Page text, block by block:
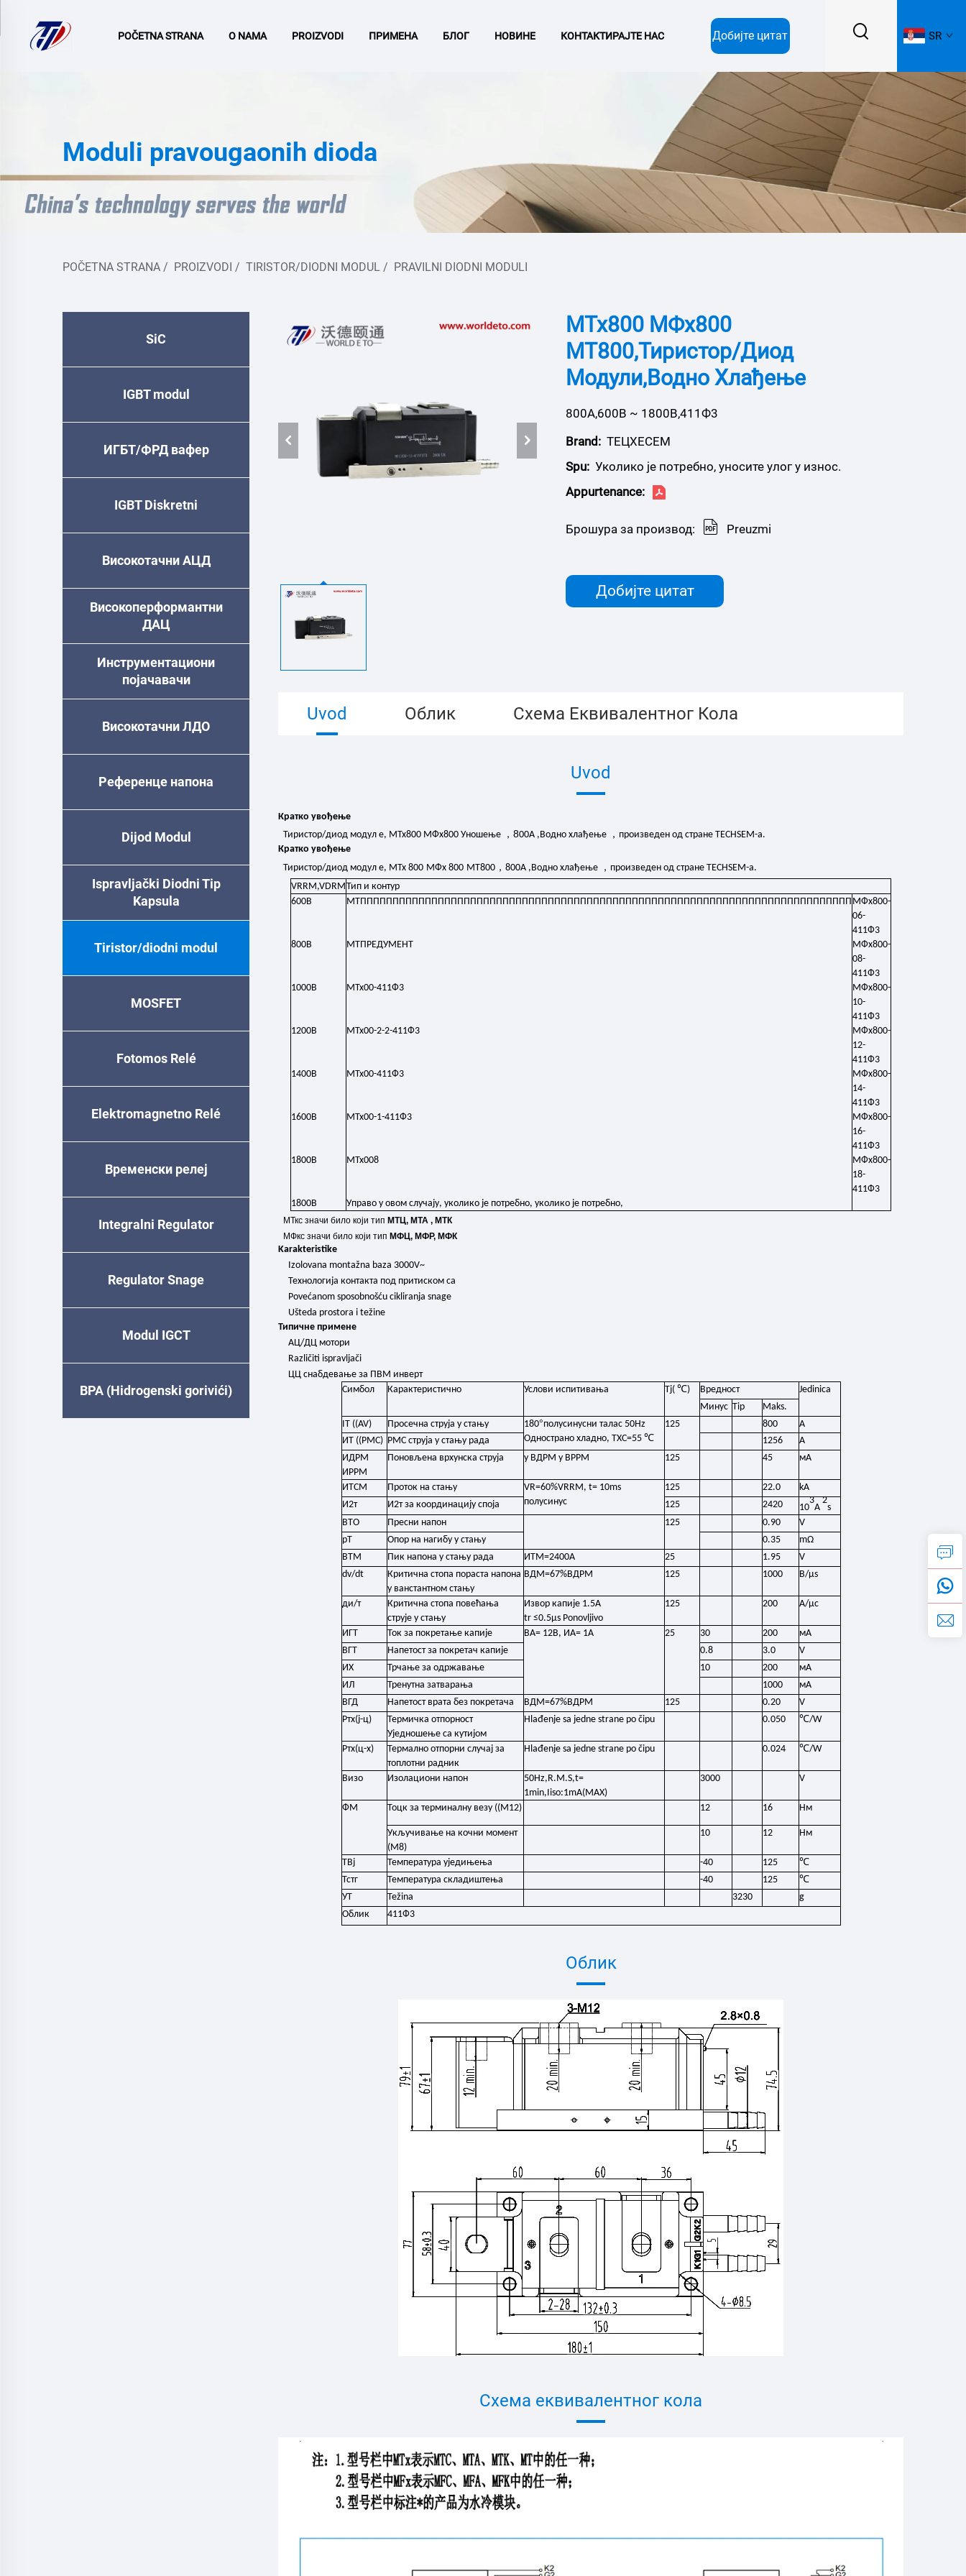
POČETNA STRANA O NAMA PROIZVODI ПРИМЕНА БЛОГ НОВИНЕ КОНТАКТИРАЈТЕ НАС Добијте цитат SR
Moduli pravougaonih dioda
POČETNA STRANA / PROIZVODI / TIRISTOR/DIODNI MODUL / PRAVILNI DIODNI MODULI
SiC
IGBT modul
ИГБТ/ФРД вафер
IGBT Diskretni
Високотачни АЦД
Високоперформантни
ДАЦ
Инструментациони
појачавачи
Високотачни ЛДО
Референце напона
Dijod Modul
Ispravljački Diodni Tip
Kapsula
Tiristor/diodni modul
MOSFET
Fotomos Relé
Elektromagnetno Relé
Временски релеј
Integralni Regulator
Regulator Snage
Modul IGCT
BPA (Hidrogenski gorivići)
МТх800 МФх800
МТ800,Тиристор/диод
Модули,Водно Хлађење
800А,600В ~ 1800В,411Ф3
Brand: ТЕЦХЕСЕМ
Spu: Уколико је потребно, уносите улог у износ.
Appurtenance:
Брошура за производ: Preuzmi
Добијте цитат
Uvod Облик Схема Еквивалентног Кола
Uvod
Кратко увођење
Тиристор/диод модул е, МТх800 МФх800 Уношење ，800A ,Водно хлађење ， произведен од стране TECHSEM-а.
Кратко увођење
Тиристор/диод модул е, МТх 800 МФх 800 MT800， 800A ,Водно хлађење ， произведен од стране TECHSEM-а.
VRRM,VDRM Тип и контур
600В
МТПППППППППППППППППППППППППППППППППППППППППППППППППППППППППППППППППППППППППППП МФх800-
06-
411Ф3
800В
МТПРЕДУМЕНТ
МФх800-
08-
411Ф3
1000В
МТх00-411Ф3
МФх800-
10-
411Ф3
1200В
МТх00-2-2-411Ф3
МФх800-
12-
411Ф3
1400В
МТх00-411Ф3
МФх800-
14-
411Ф3
1600В
МТх00-1-411Ф3
МФх800-
16-
411Ф3
1800В
МТх008
МФх800-
18-
411Ф3
1800В
Управо у овом случају, уколико је потребно, уколико је потребно,
МТкс значи било који тип МТЦ, МТА , МТК
МФкс значи било који тип МФЦ, МФР, МФК
Karakteristike
Izolovana montažna baza 3000V~
Технологија контакта под притиском са
Povećanom sposobnošću cikliranja snage
Ušteda prostora i težine
Типичне примене
АЦ/ДЦ мотори
Različiti ispravljači
ЦЦ снабдевање за ПВМ инверт
Симбол
Карактеристично Услови испитивања Тј( ℃) Вредност
Jedinica
Минус Tip
Maks.
IT ((AV)
Просечна струја у стању 180°полусинусни талас 50Hz
Однострано хладно, ТХС=55 ℃
125 800
A
ИТ ((РМС) РМС струја у стању рада 1256
A
ИДРМ
ИРРМ
Поновљена врхунска струја у ВДРМ у ВРРМ 125 45 мА
ИТСМ Проток на стању
VR=60%VRRM, t= 10ms
полусинус
125 22.0
kA
И2т
И2т за координацију споја 125 2420 10
3
A
2
s
ВТО
Пресни напон 125 0.90
V
рТ
Опор на нагибу у стању 0.35
mΩ
ВТМ
Пик напона у стању рада ИТМ=2400А 25 1.95
V
dv/dt
Критична стопа пораста напона
у ванстантном стању
ВДМ=67%ВДРМ 125 1000 В/μs
ди/т
Критична стопа повећања
струје у стању
Извор капије 1.5А
tr ≤0.5μs Ponovljivo
125 200 А/μс
ИГТ Ток за покретање капије ВА= 12В, ИА= 1А 25 30 200
мА
ВГТ
Напетост за покретач капије 0.8 3.0
V
ИХ
Трчање за одржавање 10 200
мА
ИЛ
Тренутна затварања 1000
мА
ВГД
Напетост врата без покретача ВДМ=67%ВДРМ 125 0.20
V
Ртх(ј-ц)
Термичка отпорност
Уједношење са кутијом
Hlađenje sa jedne strane po čipu 0.050 ℃/W
Ртх(ц-х)
Термално отпорни случај за
топлотни радник
Hlađenje sa jedne strane po čipu 0.024 ℃/W
Визо Изолациони напон
50Hz,R.M.S,t=
1min,Iiso:1mA(MAX)
3000 V
ФМ Тоцк за терминалну везу ((M12) 12 16 Нм
Укључивање на кочни момент
(М8)
10 12 Нм
ТВј Температура уједињења -40 125
℃
Тстг
Температура складиштења -40 125
℃
УТ
Težina 3230
g
Облик
411Ф3
Облик
Схема еквивалентног кола